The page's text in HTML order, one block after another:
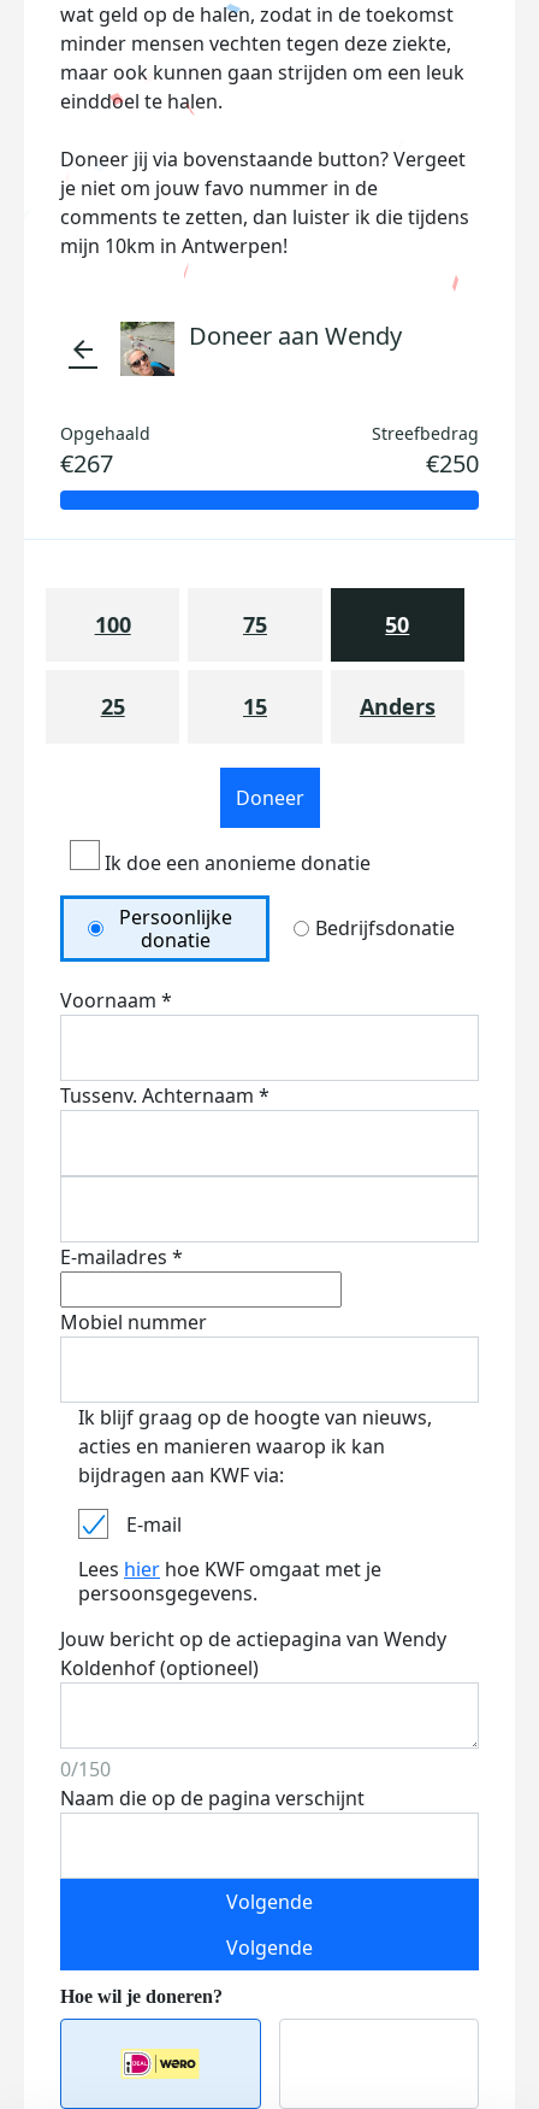
wat geld op de halen, zodat in de toekomst
minder mensen vechten tegen deze ziekte,
maar ook kunnen gaan strijden om een leuk
einddoel te halen.
Doneer jij via bovenstaande button? Vergeet
je niet om jouw favo nummer in de
comments te zetten, dan luister ik die tijdens
mijn 10km in Antwerpen!
arrow_back Doneer aan Wendy
Opgehaald
€267
Streefbedrag
€250
100 75 50
25 15 Anders
Doneer
Ik doe een anonieme donatie
Persoonlijke
donatie
Bedrijfsdonatie
Voornaam *
Tussenv. Achternaam *
E-mailadres *
Mobiel nummer
Ik blijf graag op de hoogte van nieuws,
acties en manieren waarop ik kan
bijdragen aan KWF via:
E-mail
Lees hier hoe KWF omgaat met je
persoonsgegevens.
Jouw bericht op de actiepagina van Wendy
Koldenhof (optioneel)
0/150
Naam die op de pagina verschijnt
Volgende
Volgende